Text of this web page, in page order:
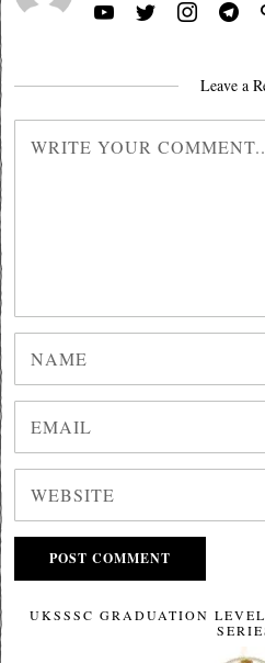
Leave a
UKSSSC GRADUATION